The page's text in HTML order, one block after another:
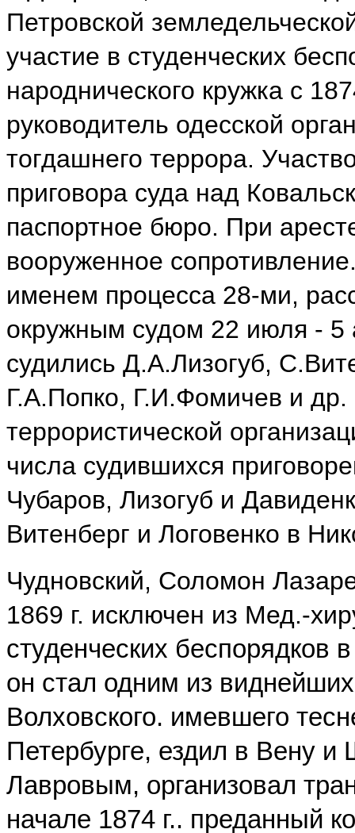
Петровской
участие в студенческих
народнического кружка с
руководитель одесской
тогдашнего террора.
приговора суда над
паспортное бюро. При
вооруженное
именем процесса 28-ми,
окружным судом 22 июля - 5
судились Д.А.Лизогуб,
Г.А.Попко, Г.И.Фомичев и
террористической
числа судившихся
Чубаров, Лизогуб и
Витенберг и Логовенко в
Чудновский, Соломон
1869 г. исключен из Мед.-
студенческих беспорядков
он стал одним из
Волховского. имевшего
Петербурге, ездил в Вену
Лавровым, организовал
начале 1874 г.. преданный